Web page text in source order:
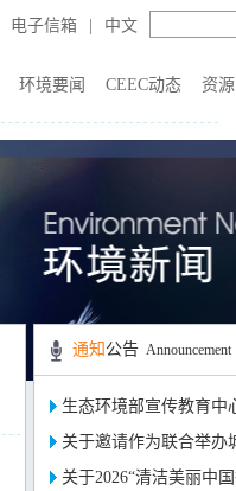
电子信箱 中文
环境要闻 CEEC动态 资
通知 公告 Announcement
生态环境部宣传教育中
关于邀请作为联合举办
关于2026“清洁美丽中